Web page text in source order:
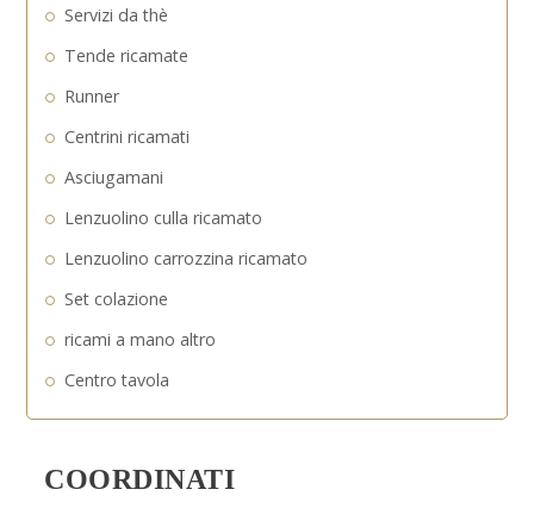
Servizi da thè
Tende ricamate
Runner
Centrini ricamati
Asciugamani
Lenzuolino culla ricamato
Lenzuolino carrozzina ricamato
Set colazione
ricami a mano altro
Centro tavola
COORDINATI